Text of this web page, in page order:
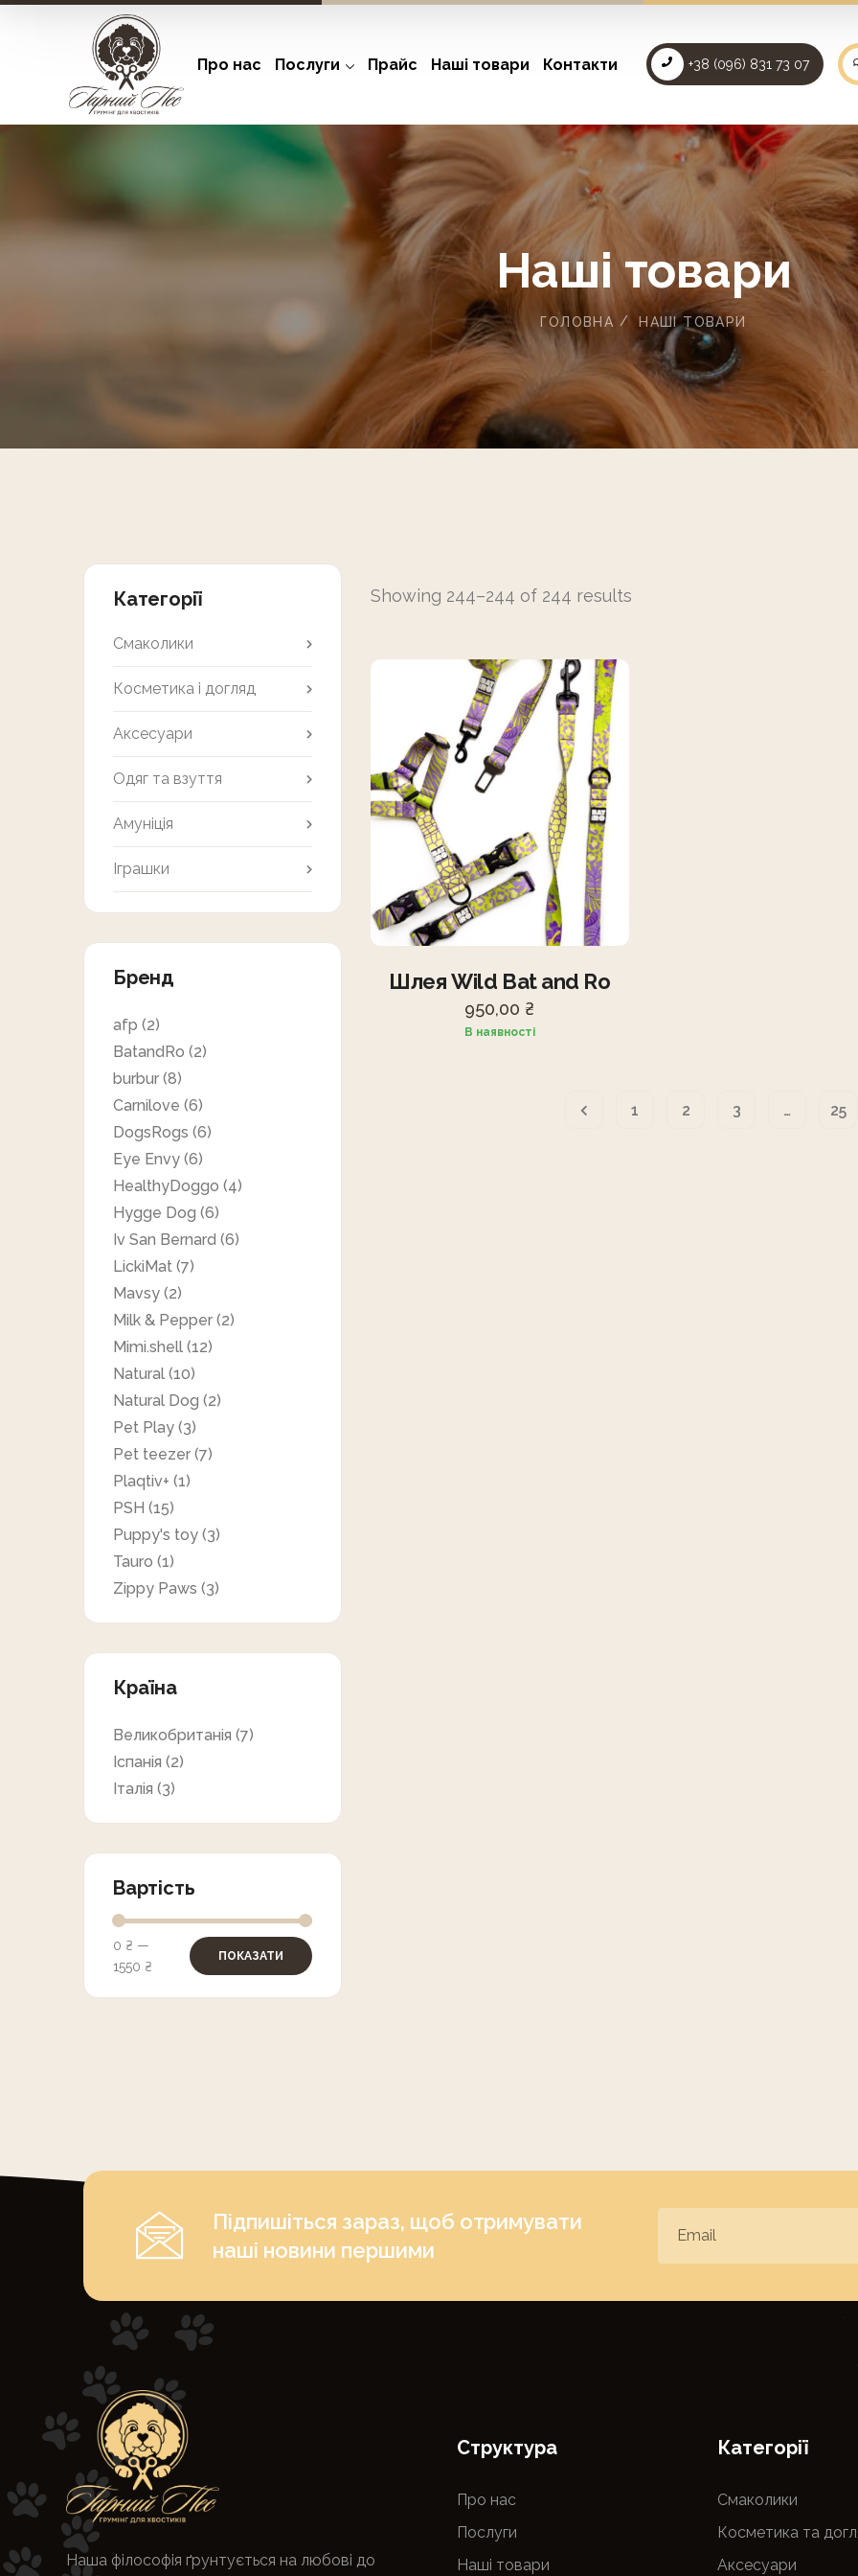
Про нас Послуги Прайс Наші товари Контакти +38 (096) 831 73 07
ГОЛОВНА НАШІ ТОВАРИ
Наші товари
Showing 244–244 of 244 results
Шлея Wild Bat and Ro
950,00 ₴
В наявності
1 2 3 … 25
Категорії
Смаколики
Косметика і догляд
Аксесуари
Одяг та взуття
Амуніція
Іграшки
Бренд
afp (2)
BatandRo (2)
burbur (8)
Carnilove (6)
DogsRogs (6)
Eye Envy (6)
HealthyDoggo (4)
Hygge Dog (6)
Iv San Bernard (6)
LickiMat (7)
Mavsy (2)
Milk & Pepper (2)
Mimi.shell (12)
Natural (10)
Natural Dog (2)
Pet Play (3)
Pet teezer (7)
Plaqtiv+ (1)
PSH (15)
Puppy's toy (3)
Tauro (1)
Zippy Paws (3)
Країна
Великобританія (7)
Іспанія (2)
Італія (3)
Вартість
ПОКАЗАТИ
0 ₴ —
1550 ₴
Підпишіться зараз, щоб отримувати
наші новини першими
Наша філософія ґрунтується на любові до
Cтруктура
Про нас
Послуги
Наші товари
Категорії
Смаколики
Косметика та
Аксесуари